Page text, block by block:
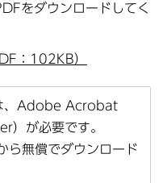
をダウンロードしてく
：102KB）
、Adobe Acrobat
が必要です。
ら無償でダウンロード